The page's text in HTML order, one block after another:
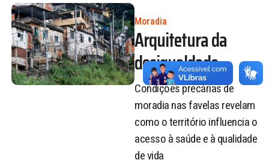
Moradia
Arquitetura da
desigualdade
Condições precárias de
moradia nas favelas revelam
como o território influencia o
acesso à saúde e à qualidade
de vida